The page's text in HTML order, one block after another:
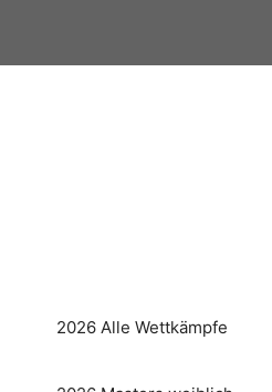
springen
2026 Alle Wettkämpfe